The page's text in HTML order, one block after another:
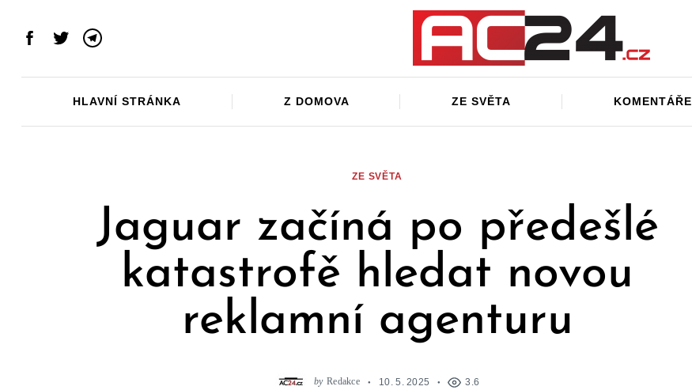
Facebook
TwitterTelegram
HLAVNÍ STRÁNKA Z DOMOVA ZE SVĚTA KOMENTÁŘE
ZE SVĚTA
Jaguar začíná po předešlé
katastrofě hledat novou
reklamní agenturu
by Redakce 10. 5. 2025 3.6